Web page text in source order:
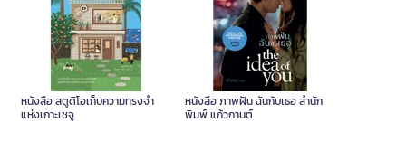
หนังสือ สตูดิโอเก็บความทรงจำ
แห่งเกาะเชจู
หนังสือ ภาพฝัน ฉันกับเธอ สำนัก
พิมพ์ แก้วกานต์